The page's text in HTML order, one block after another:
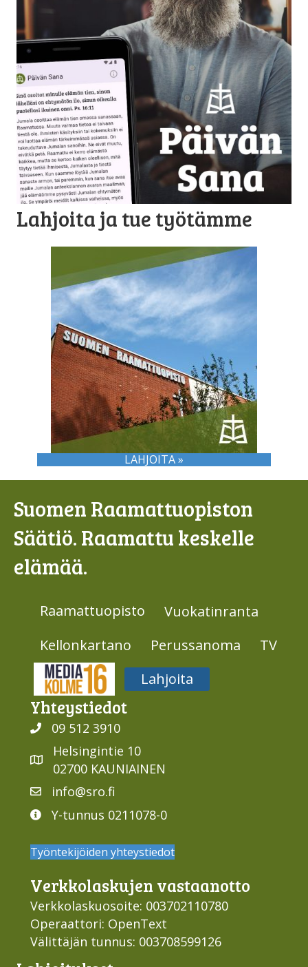
Lahjoita ja tue työtämme
LAHJOITA »
Suomen Raamattuopiston
Säätiö. Raamattu keskelle
elämää.
Raamattuopisto
Vuokatinranta
Kellonkartano
Perussanoma
TV
Media316
Lahjoita
Yhteys­tiedot
09 512 3910
Helsingintie 10
02700 KAUNIAINEN
info@sro.fi
Y-tunnus 0211078-0
Työntekijöiden yhteystiedot
Verkko­laskujen vastaan­otto
Verkkolaskuosoite: 003702110780
Operaattori: OpenText
Välittäjän tunnus: 003708599126